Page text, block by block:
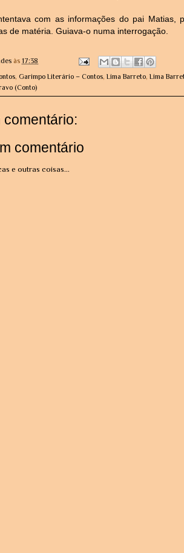
com as informações do pai Matias,
de matéria. Guiava-o numa interrogação.
às 17:38
, Garimpo Literário – Contos, Lima Barreto, Lima
(Conto)
comentário:
comentário
e outras coisas...